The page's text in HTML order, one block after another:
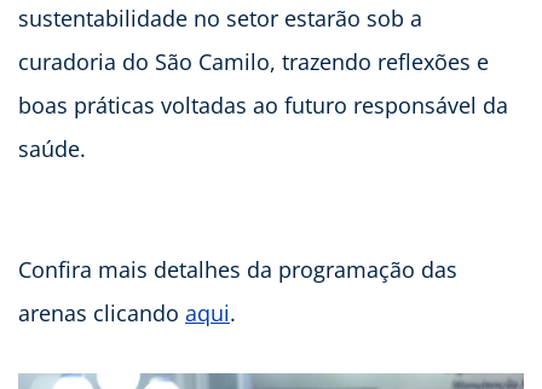
sustentabilidade no setor estarão sob a
curadoria do São Camilo, trazendo reflexões e
boas práticas voltadas ao futuro responsável da
saúde.
Confira mais detalhes da programação das
arenas clicando aqui.